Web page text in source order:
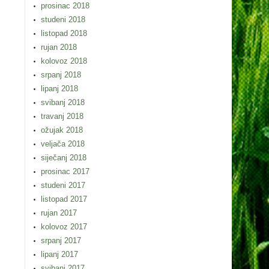
prosinac 2018
studeni 2018
listopad 2018
rujan 2018
kolovoz 2018
srpanj 2018
lipanj 2018
svibanj 2018
travanj 2018
ožujak 2018
veljača 2018
siječanj 2018
prosinac 2017
studeni 2017
listopad 2017
rujan 2017
kolovoz 2017
srpanj 2017
lipanj 2017